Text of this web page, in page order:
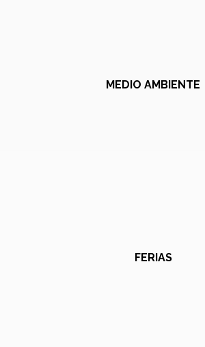
MEDIO AMBIENTE
FERIAS